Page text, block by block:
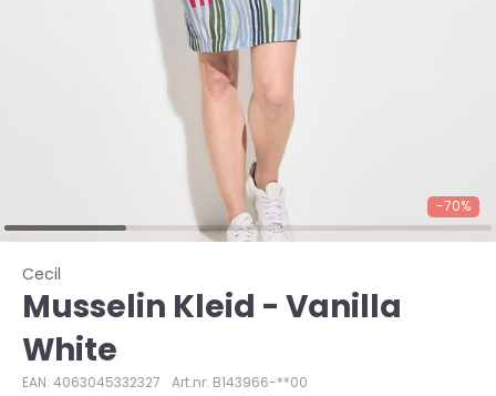
-70%
Cecil
Musselin Kleid - Vanilla
White
EAN: 4063045332327 Art.nr: B143966-**00